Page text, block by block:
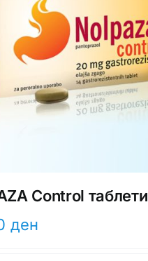
Control таблети
ден